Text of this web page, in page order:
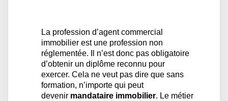
La profession d’agent commercial
immobilier est une profession non
réglementée. Il n’est donc pas obligatoire
d’obtenir un diplôme reconnu pour
exercer. Cela ne veut pas dire que sans
formation, n’importe qui peut
devenir mandataire immobilier. Le métier